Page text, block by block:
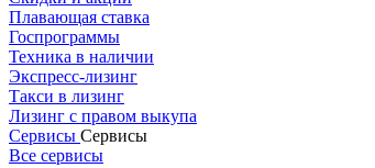
Плавающая ставка
Госпрограммы
Техника в наличии
Экспресс-лизинг
Такси в лизинг
Лизинг с правом выкупа
Сервисы Сервисы
Все сервисы